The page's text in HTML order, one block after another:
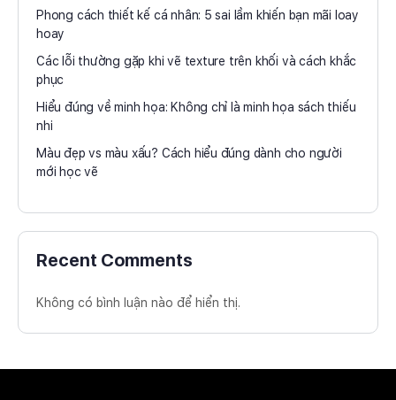
Phong cách thiết kế cá nhân: 5 sai lầm khiến bạn mãi loay
hoay
Các lỗi thường gặp khi vẽ texture trên khối và cách khắc
phục
Hiểu đúng về minh họa: Không chỉ là minh họa sách thiếu
nhi
Màu đẹp vs màu xấu? Cách hiểu đúng dành cho người
mới học vẽ
Recent Comments
Không có bình luận nào để hiển thị.